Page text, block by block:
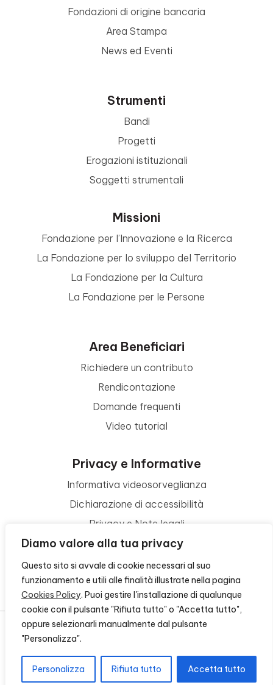
Diamo valore alla tua privacy
Questo sito si avvale di cookie necessari al suo
funzionamento e utili alle finalità illustrate nella pagina
Cookies Policy. Puoi gestire l'installazione di qualunque
cookie con il pulsante "Rifiuta tutto" o "Accetta tutto",
oppure selezionarli manualmente dal pulsante
"Personalizza".
Personalizza Rifiuta tutto Accetta tutto
Fondazioni di origine bancaria
Area Stampa
News ed Eventi
Strumenti
Bandi
Progetti
Erogazioni istituzionali
Soggetti strumentali
Missioni
Fondazione per l’Innovazione e la Ricerca
La Fondazione per lo sviluppo del Territorio
La Fondazione per la Cultura
La Fondazione per le Persone
Area Beneficiari
Richiedere un contributo
Rendicontazione
Domande frequenti
Video tutorial
Privacy e Informative
Informativa videosorveglianza
Dichiarazione di accessibilità
Privacy e Note legali
Termini di utilizzo
Cookie policy
Contattaci
CREDITS